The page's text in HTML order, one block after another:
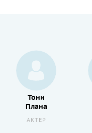
Тони
Плана
АКТЕР